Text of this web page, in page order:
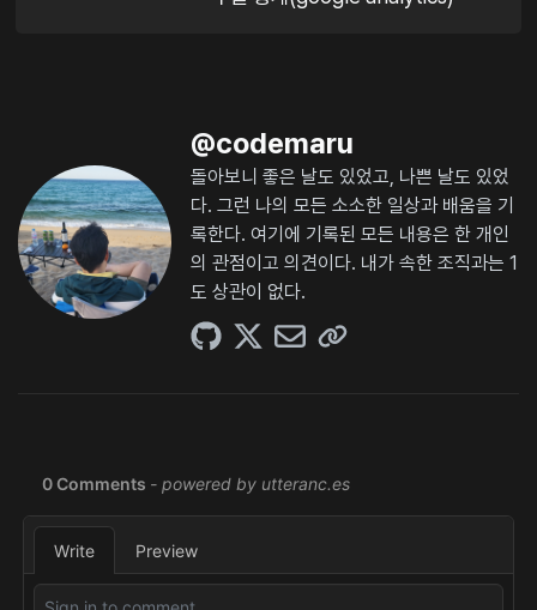
@codemaru
돌아보니 좋은 날도 있었고, 나쁜 날도 있었
다. 그런 나의 모든 소소한 일상과 배움을 기
록한다. 여기에 기록된 모든 내용은 한 개인
의 관점이고 의견이다. 내가 속한 조직과는 1
도 상관이 없다.